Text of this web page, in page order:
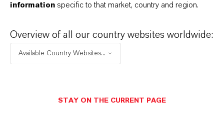
ージンは前年の16.1%から9.0％になりまし
た。
にマイナスの影響を与えました。2023年
information specific to that market, country and region.
Overview of all our country websites worldwide:
Available Country Websites...
STAY ON THE CURRENT PAGE